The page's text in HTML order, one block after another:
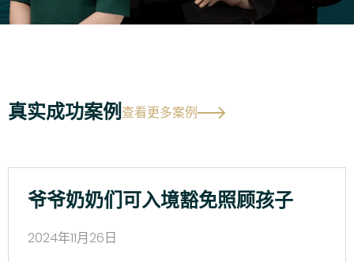
真实成功案例查看更多案例
爷爷奶奶们可入境豁免照顾孩子
2024年11月26日